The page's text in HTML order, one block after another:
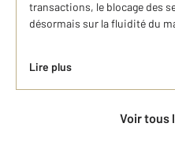
transactions, le blocage des
désormais sur la fluidité du
Lire plus
Voir